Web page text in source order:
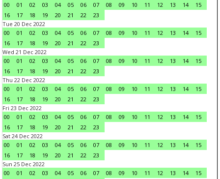
00
01 02 03 04 05 06 07 08 09 10 11 12 13 14
15
16
17 18 19 20 21 22
23
Tue 20 Dec 2022
00
01 02 03 04 05 06 07 08 09 10 11 12 13 14
15
16
17 18 19 20 21 22
23
Wed 21 Dec 2022
00
01 02 03 04 05 06 07 08 09 10 11 12 13 14
15
16
17 18 19 20 21 22
23
Thu 22 Dec 2022
00
01 02 03 04 05 06 07 08 09 10 11 12 13 14
15
16
17 18 19 20 21 22
23
Fri 23 Dec 2022
00
01 02 03 04 05 06 07 08 09 10 11 12 13 14
15
16
17 18 19 20 21 22
23
Sat 24 Dec 2022
00
01 02 03 04 05 06 07 08 09 10 11 12 13 14
15
16
17 18 19 20 21 22
23
Sun 25 Dec 2022
00
01 02 03 04 05 06 07 08 09 10 11 12 13 14
15